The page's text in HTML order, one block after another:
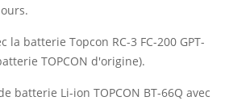
la batterie Topcon RC-3 FC-200 GPT-
TOPCON d'origine).
batterie Li-ion TOPCON BT-66Q avec